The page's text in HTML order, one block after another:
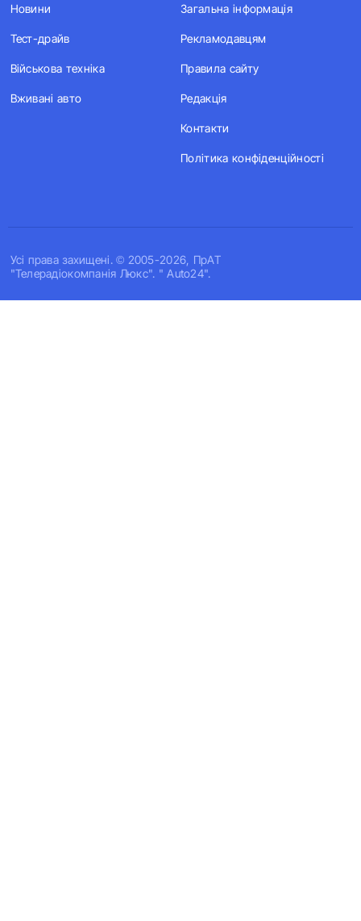
Усi права захищенi. © 2005-2026, ПрАТ
"Телерадіокомпанія Люкс". " Auto24".
Новини
Тест-драйв
Військова техніка
Вживані авто
Загальна інформація
Рекламодавцям
Правила сайту
Редакція
Контакти
Політика конфіденційності